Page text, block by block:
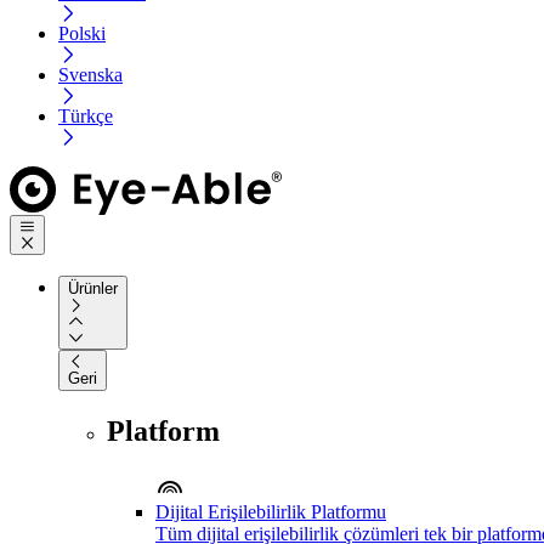
Polski
Svenska
Türkçe
Ürünler
Geri
Platform
Dijital Erişilebilirlik Platformu
Tüm dijital erişilebilirlik çözümleri tek bir